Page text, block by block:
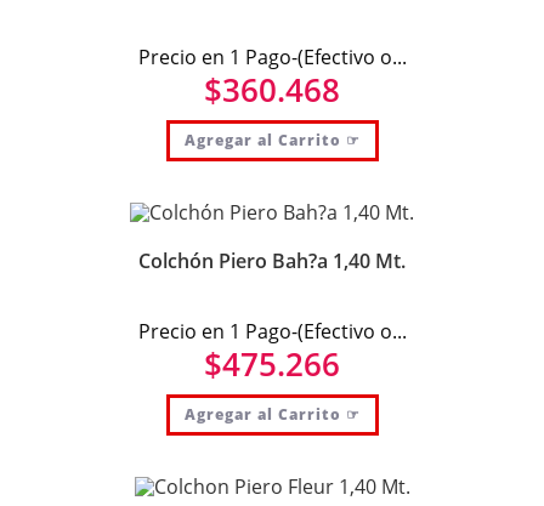
Precio en 1 Pago-(Efectivo o...
$360.468
Agregar al Carrito ☞
Colchón Piero Bah?a 1,40 Mt.
Precio en 1 Pago-(Efectivo o...
$475.266
Agregar al Carrito ☞